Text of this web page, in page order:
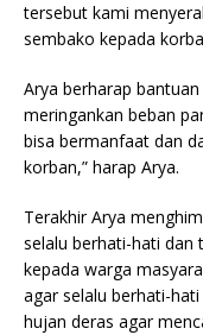
tersebut kami
sembako kepada
Arya berharap
meringankan beban
bisa bermanfaat dan
korban,” harap Arya.
Terakhir Arya
selalu berhati-hati dan
kepada warga
agar selalu berhati-
hujan deras agar